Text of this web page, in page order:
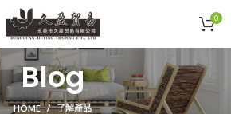
0
Blog
HOME 了解產品